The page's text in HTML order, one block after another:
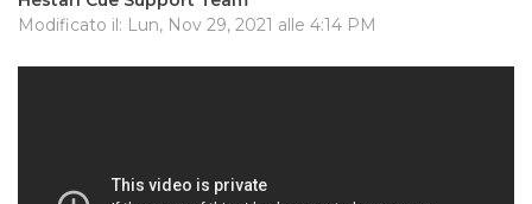
Modificato il: Lun, Nov 29, 2021 alle 4:14 PM